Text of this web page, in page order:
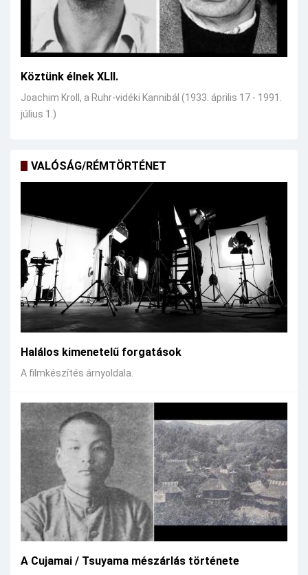
Köztünk élnek XLII.
Joachim Kroll, a Ruhr-vidéki Kannibál (1933. április 17 - 1991.
július 1.)
VALÓSÁG/RÉMTÖRTÉNET
Halálos kimenetelű forgatások
A filmkészítés árnyoldala.
A Cujamai / Tsuyama mészárlás története